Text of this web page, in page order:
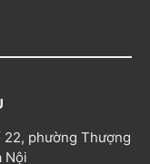
22, phường Thượng
Nội